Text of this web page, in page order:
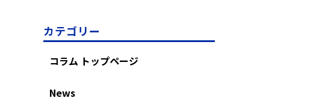
カテゴリー
コラム トップページ
News